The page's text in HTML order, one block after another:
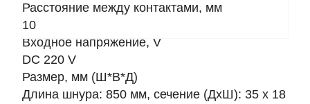
Расстояние между контактами, мм
10
Входное напряжение, V
DC 220 V
Размер, мм (Ш*В*Д)
Длина шнура: 850 мм, сечение (ДxШ): 35 x 18